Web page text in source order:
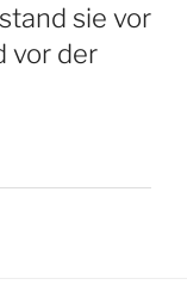
sie vor
vor der